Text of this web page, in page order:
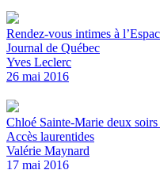
Rendez-vous intimes à
Journal de Québec
Yves Leclerc
26 mai 2016
Chloé Sainte-Marie deux
Accès laurentides
Valérie Maynard
17 mai 2016